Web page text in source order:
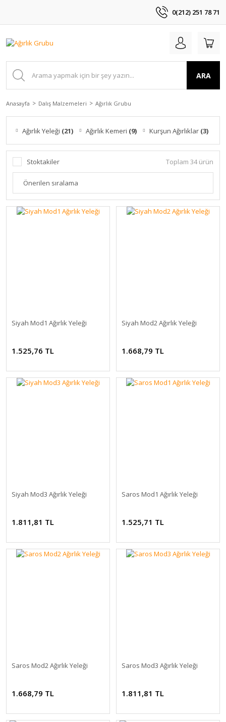
0(212) 251 78 71
ARA
Anasayfa Dalış Malzemeleri Ağırlık Grubu
Ağırlık Yeleği (21) Ağırlık Kemeri (9) Kurşun Ağırlıklar (3)
Stoktakiler Toplam 34 ürün
Siyah Mod1 Ağırlık Yeleği
1.525,76 TL
Siyah Mod2 Ağırlık Yeleği
1.668,79 TL
Siyah Mod3 Ağırlık Yeleği
1.811,81 TL
Saros Mod1 Ağırlık Yeleği
1.525,71 TL
Saros Mod2 Ağırlık Yeleği
1.668,79 TL
Saros Mod3 Ağırlık Yeleği
1.811,81 TL